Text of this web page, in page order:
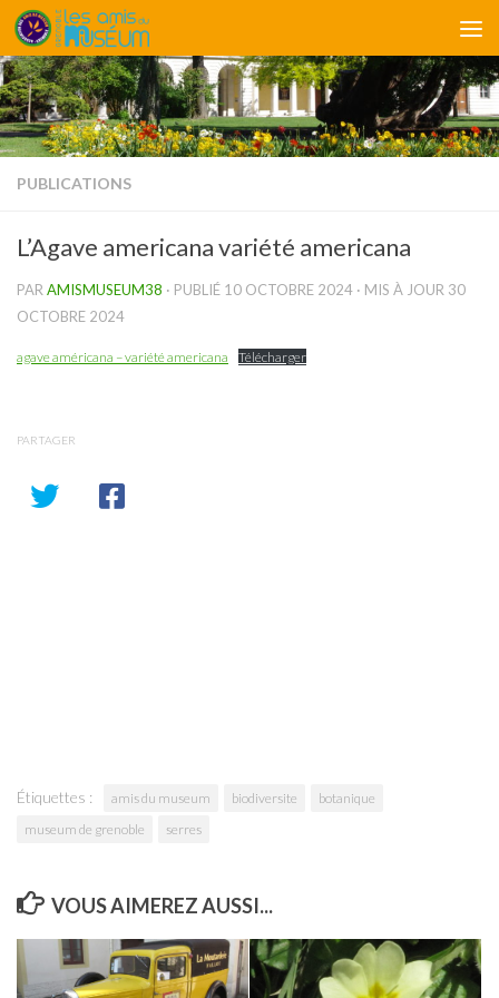
Skip to content
PUBLICATIONS
L’Agave americana variété americana
PAR AMISMUSEUM38 · PUBLIÉ 10 OCTOBRE 2024 · MIS À JOUR 30
OCTOBRE 2024
agave américana – variété americana Télécharger
PARTAGER
Étiquettes : amis du museum biodiversite
botanique
museum de grenoble
serres
VOUS AIMEREZ AUSSI...